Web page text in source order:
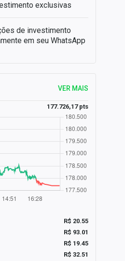
exclusivas
de investimento
em seu WhatsApp
VER MAIS
177.726,17 pts
R$ 20.55
R$ 93.01
R$ 19.45
R$ 32.51